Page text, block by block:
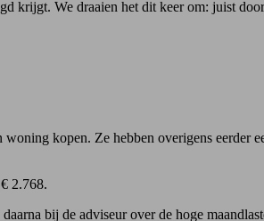
krijgt. We draaien het dit keer om: juist
kopen. Ze hebben overigens eerder
2.768.
bij de adviseur over de hoge